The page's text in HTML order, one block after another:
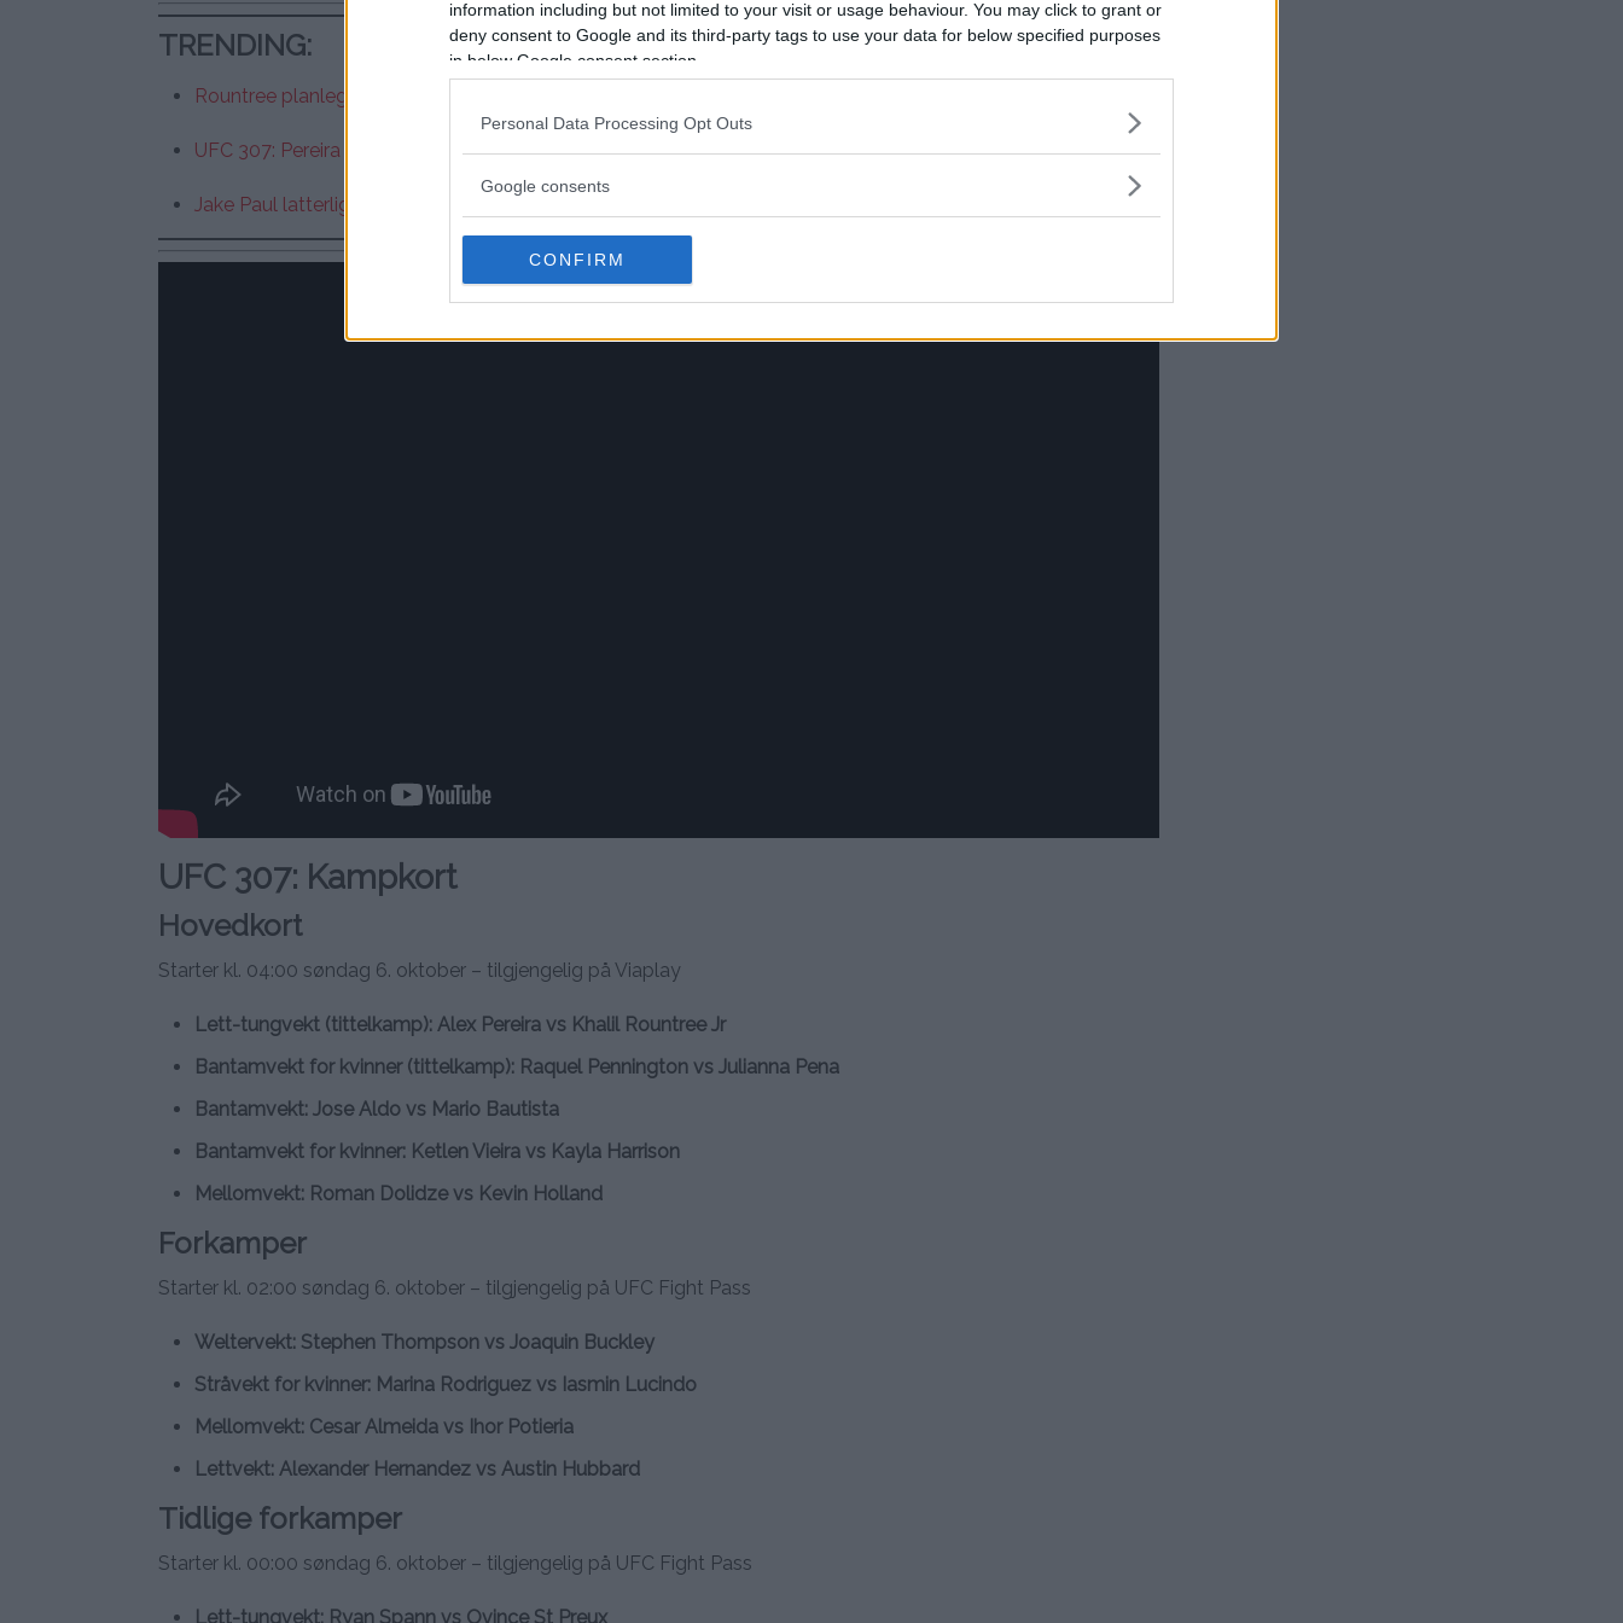
information including but not limited to your visit or usage behaviour. You may click to grant or
deny consent to Google and its third-party tags to use your data for below specified purposes
in below Google consent section.
Personal Data Processing Opt Outs
Google consents
CONFIRM
TRENDING:
Rountree planlegger å overta Pereira sin tittel i UFC 307
UFC 307: Pereira vs Rountree Jr – Kampkort og norske tider
Jake Paul latterliggjør McGregor etter nye kommentarer
UFC 307: Kampkort
Hovedkort
Starter kl. 04:00 søndag 6. oktober – tilgjengelig på Viaplay
Lett-tungvekt (tittelkamp): Alex Pereira vs Khalil Rountree Jr
Bantamvekt for kvinner (tittelkamp): Raquel Pennington vs Julianna Pena
Bantamvekt: Jose Aldo vs Mario Bautista
Bantamvekt for kvinner: Ketlen Vieira vs Kayla Harrison
Mellomvekt: Roman Dolidze vs Kevin Holland
Forkamper
Starter kl. 02:00 søndag 6. oktober – tilgjengelig på UFC Fight Pass
Weltervekt: Stephen Thompson vs Joaquin Buckley
Stråvekt for kvinner: Marina Rodriguez vs Iasmin Lucindo
Mellomvekt: Cesar Almeida vs Ihor Potieria
Lettvekt: Alexander Hernandez vs Austin Hubbard
Tidlige forkamper
Starter kl. 00:00 søndag 6. oktober – tilgjengelig på UFC Fight Pass
Lett-tungvekt: Ryan Spann vs Ovince St Preux